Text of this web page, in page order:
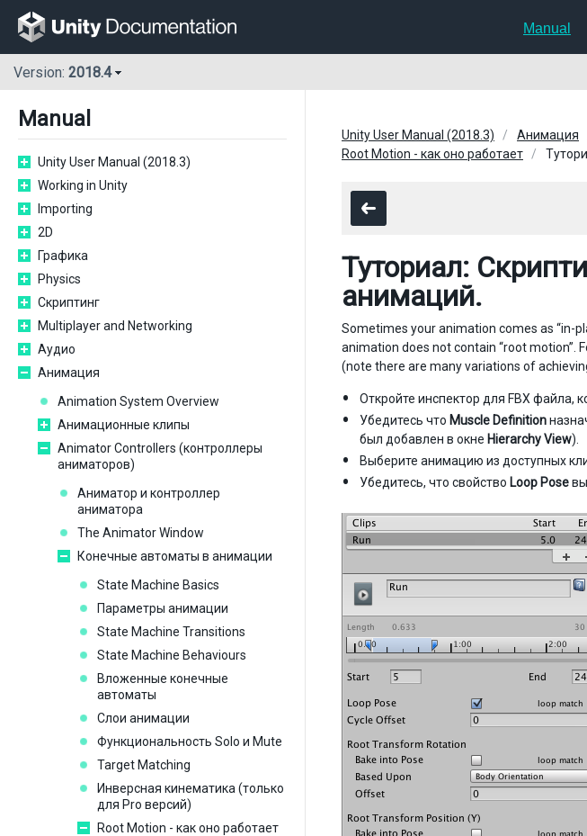
Manual
Version: 2018.4
Manual
Unity User Manual (2018.3)
Working in Unity
Importing
2D
Графика
Physics
Скриптинг
Multiplayer and Networking
Аудио
Анимация
Animation System Overview
Анимационные клипы
Animator Controllers (контроллеры
аниматоров)
Аниматор и контроллер
аниматора
The Animator Window
Конечные автоматы в анимации
State Machine Basics
Параметры анимации
State Machine Transitions
State Machine Behaviours
Вложенные конечные
автоматы
Слои анимации
Функциональность Solo и Mute
Target Matching
Инверсная кинематика (только
для Pro версий)
Root Motion - как оно работает
Unity User Manual (2018.3) Анимация
Root Motion - как оно работает
Туториал:
анимаций.
Sometimes your animation comes as “in-
animation does not contain “root
(note there are many variations of
Откройте инспектор для FBX файла,
Убедитесь что Muscle Definition
был добавлен в окне Hierarchy View).
Выберите анимацию из доступных
Убедитесь, что свойство Loop Pose